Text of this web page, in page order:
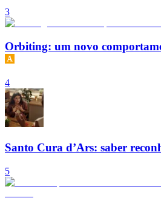
3
Orbiting: um novo
4
Santo Cura d’Ars: saber
5